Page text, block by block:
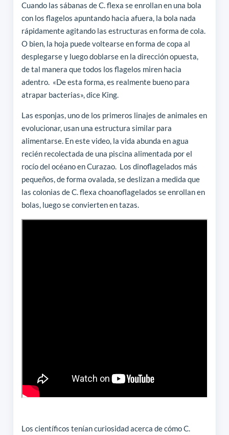
Cuando las sábanas de C. flexa se enrollan en una bola
con los flagelos apuntando hacia afuera, la bola nada
rápidamente agitando las estructuras en forma de cola.
O bien, la hoja puede voltearse en forma de copa al
desplegarse y luego doblarse en la dirección opuesta,
de tal manera que todos los flagelos miren hacia
adentro. «De esta forma, es realmente bueno para
atrapar bacterias», dice King.
Las esponjas, uno de los primeros linajes de animales en
evolucionar, usan una estructura similar para
alimentarse. En este video, la vida abunda en agua
recién recolectada de una piscina alimentada por el
rocío del océano en Curazao. Los dinoflagelados más
pequeños, de forma ovalada, se deslizan a medida que
las colonias de C. flexa choanoflagelados se enrollan en
bolas, luego se convierten en tazas.
Los científicos tenían curiosidad acerca de cómo C.